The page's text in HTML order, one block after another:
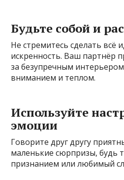
Будьте собой и
Не стремитесь сделать всё
искренность. Ваш партнёр
за безупречным
вниманием и теплом.
Используйте
эмоции
Говорите друг другу
маленькие сюрпризы, будь
признанием или любимый